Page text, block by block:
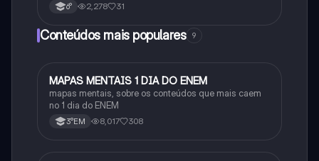
6° 2,278 31
Conteúdos mais populares 9
Português
MAPAS MENTAIS 1 DIA DO ENEM
mapas mentais, sobre os conteúdos que mais caem
no 1 dia do ENEM
3°EM 8,017 308